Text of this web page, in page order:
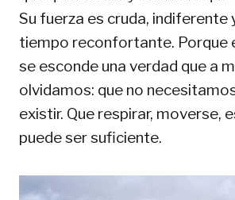
Su fuerza es cruda, indiferente
tiempo reconfortante. Porque
se esconde una verdad que a
olvidamos: que no
existir. Que respirar, moverse,
puede ser suficiente.